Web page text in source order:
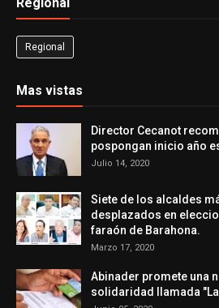
Regional
Mas vistas
Director Cecanot
pospongan inicio año
Julio 14, 2020
Siete de los alcaldes
desplazados en
faraón de Barahona.
Marzo 17, 2020
Abinader promete una
solidaridad llamada